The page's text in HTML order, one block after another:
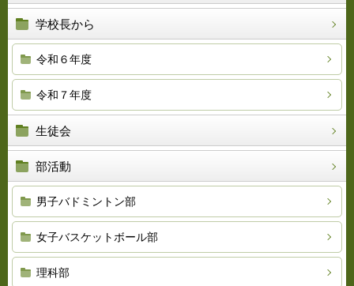
学校長から
令和６年度
令和７年度
生徒会
部活動
男子バドミントン部
女子バスケットボール部
理科部